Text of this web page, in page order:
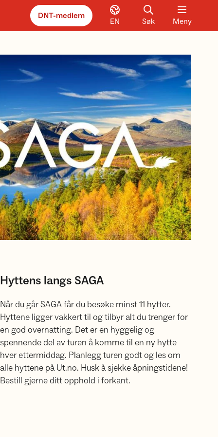
DNT-medlem
EN Søk Meny
Hyttens langs SAGA
Når du går SAGA får du besøke minst 11 hytter.
Hyttene ligger vakkert til og tilbyr alt du trenger for
en god overnatting. Det er en hyggelig og
spennende del av turen å komme til en ny hytte
hver ettermiddag. Planlegg turen godt og les om
alle hyttene på Ut.no. Husk å sjekke åpningstidene!
Bestill gjerne ditt opphold i forkant.